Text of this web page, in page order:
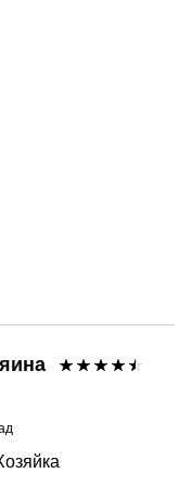
оплачивается
в Законе Санкт-
запрещено!
проживания и
Штраф
НЕ